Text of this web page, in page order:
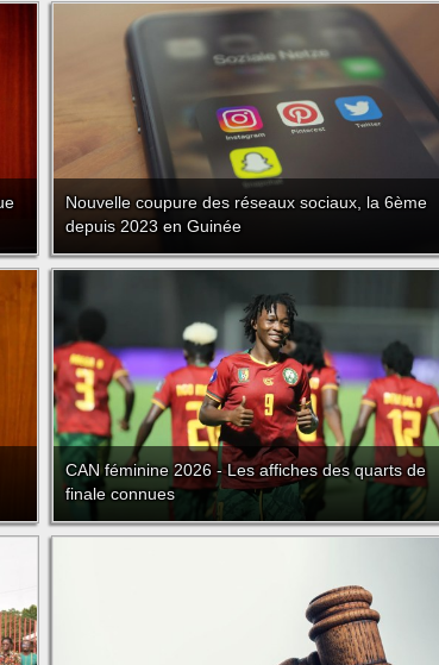
Nouvelle coupure des réseaux sociaux, la 6ème
depuis 2023 en Guinée
CAN féminine 2026 - Les affiches des quarts de
finale connues